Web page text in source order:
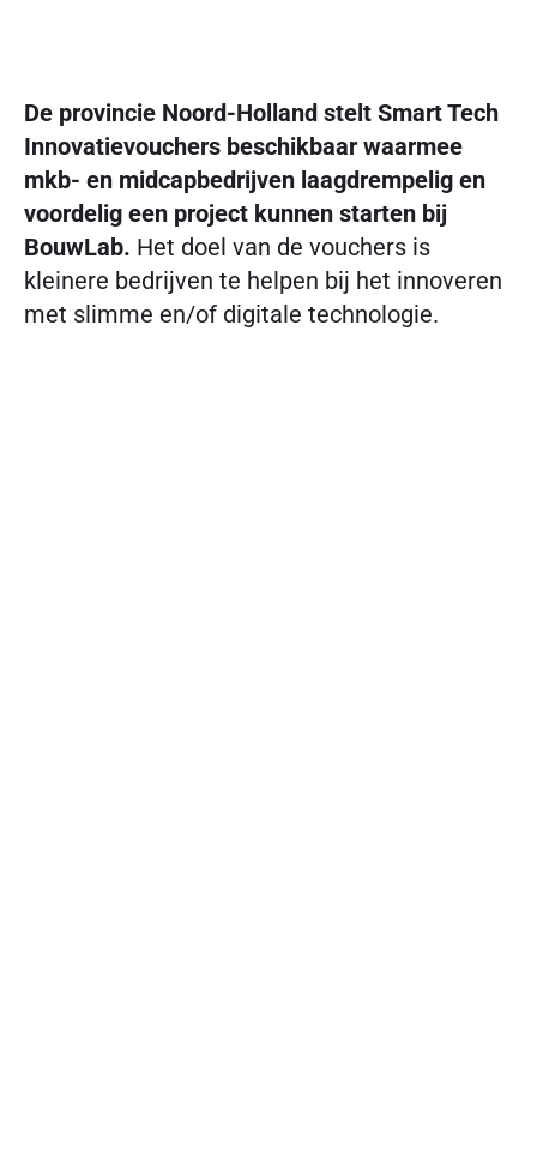
De provincie Noord-Holland stelt Smart Tech
Innovatievouchers beschikbaar waarmee
mkb- en midcapbedrijven laagdrempelig en
voordelig een project kunnen starten bij
BouwLab. Het doel van de vouchers is
kleinere bedrijven te helpen bij het innoveren
met slimme en/of digitale technologie.